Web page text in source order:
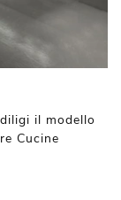
il modello
Cucine